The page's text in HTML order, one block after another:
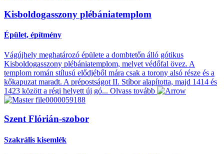
Kisboldogasszony plébániatemplom
Épület, építmény
Vágújhely meghatározó épülete a dombtetőn álló gótikus
Kisboldogasszony plébániatemplom, melyet védőfal övez. A
templom román stílusú elődjéből mára csak a torony alsó része és a
kőkapuzat maradt. A prépostságot II. Stíbor alapította, majd 1414 és
1423 között a régi helyett új gó... Olvass tovább
Szent Flórián-szobor
Szakrális kisemlék